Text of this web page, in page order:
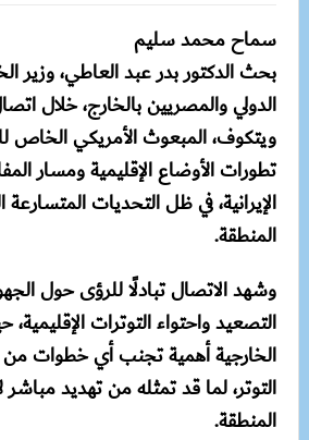
سماح محمد سليم
بحث الدكتور بدر عبد العاطي، وزير
الدولي والمصريين بالخارج، خلال
ويتكوف، المبعوث الأمريكي الخاص
تطورات الأوضاع الإقليمية ومسار
الإيرانية، في ظل التحديات
المنطقة.
وشهد الاتصال تبادلًا للرؤى حول
التصعيد واحتواء التوترات
الخارجية أهمية تجنب أي خطوات من
التوتر، لما قد تمثله من تهديد مباشر
المنطقة.